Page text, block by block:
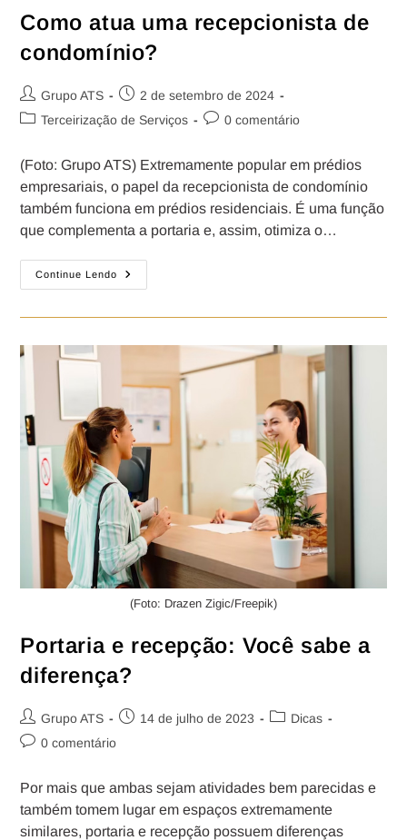
Como atua uma recepcionista de
condomínio?
Grupo ATS
2 de setembro de 2024
Terceirização de Serviços
0 comentário
(Foto: Grupo ATS) Extremamente popular em prédios
empresariais, o papel da recepcionista de condomínio
também funciona em prédios residenciais. É uma função
que complementa a portaria e, assim, otimiza o…
Continue Lendo
(Foto: Drazen Zigic/Freepik)
Portaria e recepção: Você sabe a
diferença?
Grupo ATS 14 de julho de 2023
Dicas
0 comentário
Por mais que ambas sejam atividades bem parecidas e
também tomem lugar em espaços extremamente
similares, portaria e recepção possuem diferenças